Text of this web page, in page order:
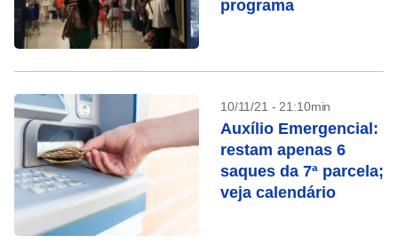
programa
10/11/21 - 21:10min
Auxílio Emergencial:
restam apenas 6
saques da 7ª parcela;
veja calendário